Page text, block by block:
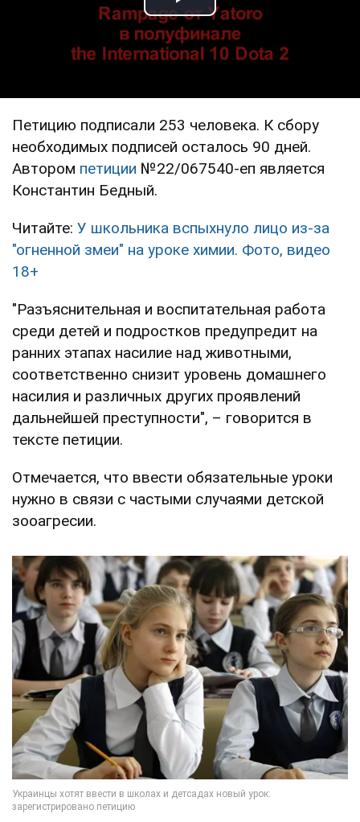
Play Video
Петицию подписали 253 человека. К сбору
необходимых подписей осталось 90 дней.
Автором петиции №22/067540-еп является
Константин Бедный.
Читайте: У школьника вспыхнуло лицо из-за
"огненной змеи" на уроке химии. Фото, видео
18+
"Разъяснительная и воспитательная работа
среди детей и подростков предупредит на
ранних этапах насилие над животными,
соответственно снизит уровень домашнего
насилия и различных других проявлений
дальнейшей преступности", – говорится в
тексте петиции.
Отмечается, что ввести обязательные уроки
нужно в связи с частыми случаями детской
зооагресии.